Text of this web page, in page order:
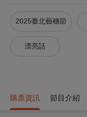
2025臺北藝穗節
漂亮話
購票資訊 節目介紹